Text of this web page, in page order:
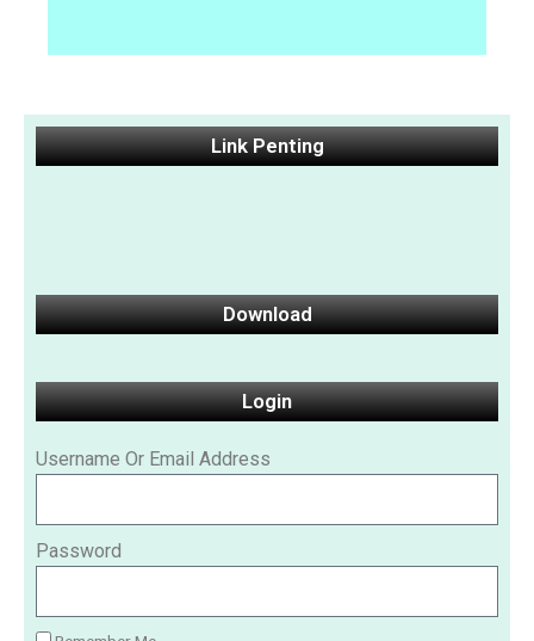
Link Penting
Download
Login
Username Or Email Address
Password